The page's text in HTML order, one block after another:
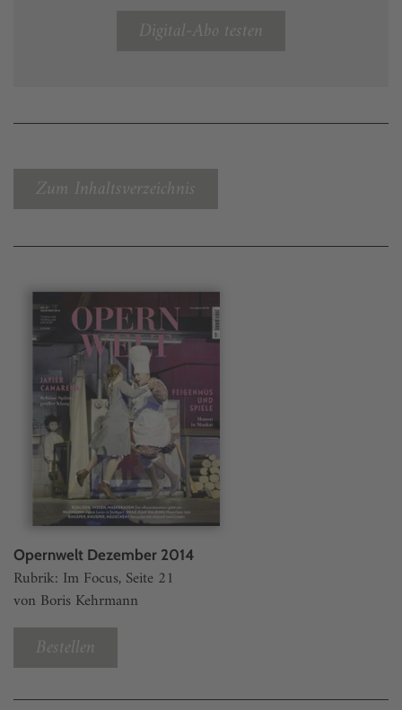
Digital-Abo testen
Zum Inhaltsverzeichnis
Opernwelt Dezember 2014
Rubrik: Im Focus, Seite 21
von Boris Kehrmann
Bestellen